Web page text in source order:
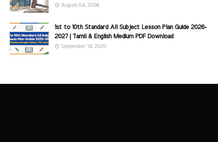
August 04, 2026
1st to 10th Standard All Subject Lesson Plan Guide 2026-
2027 | Tamil & English Medium PDF Download
September 14, 2020